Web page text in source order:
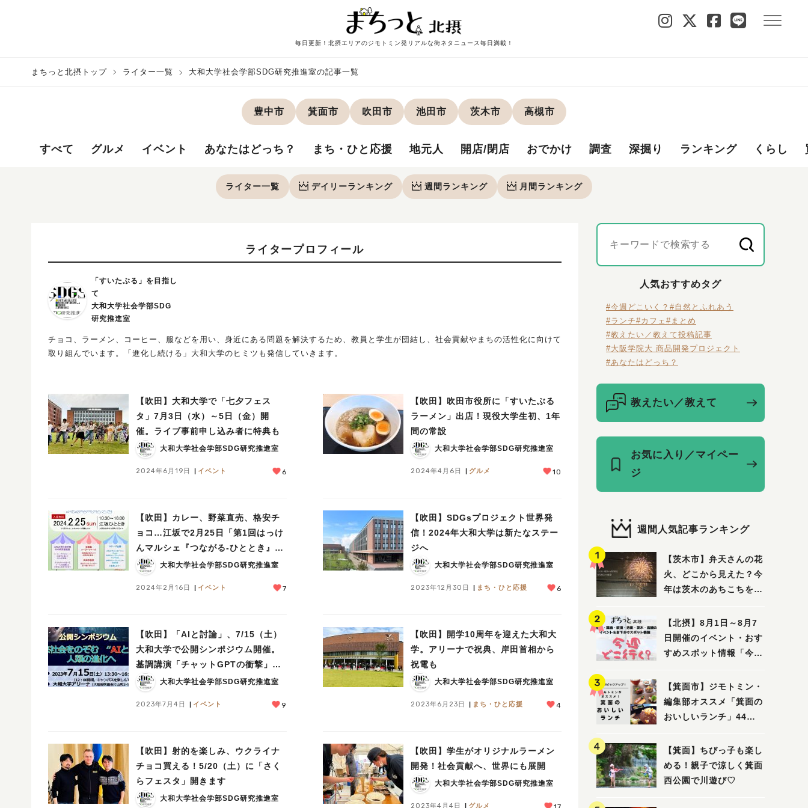
毎日更新！北摂エリアのジモトミン発リアルな街ネタニュース毎日満載！
まちっと北摂トップ ライター一覧 大和大学社会学部SDG研究推進室の記事一覧
豊中市 箕面市 吹田市 池田市 茨木市 高槻市
すべて グルメ イベント あなたはどっち？ まち・ひと応援 地元人 開店/閉店 おでかけ 調査 深掘り ランキング くらし
ライター一覧 デイリーランキング 週間 ランキング 月間 ランキング
ライタープロフィール
「すいたぶる」を目指し
て
大和大学社会学部SDG
研究推進室
チョコ、ラーメン、コーヒー、服などを用い、身近にある問題を解決するため、教員と学生が団結し、社会貢献やまちの活性化に向けて
取り組んでいます。「進化し続ける」大和大学のヒミツも発信していきます。
【吹田】大和大学で「七夕フェス
タ」7月3日（水）～5日（金）開
催。ライブ事前申し込み者に特典も
大和大学社会学部SDG研究推進室
2024年6月19日 イベント 6
【吹田】吹田市役所に「すいたぶる
ラーメン」出店！現役大学生初、1年
間の常設
大和大学社会学部SDG研究推進室
2024年4月6日 グルメ 10
【吹田】カレー、野菜直売、格安チ
ョコ…江坂で2月25日「第1回はっけ
んマルシェ『つながる-ひととき』」
開催！産学官連携で街をつなげよ
う！
大和大学社会学部SDG研究推進室
2024年2月16日 イベント 7
【吹田】SDGsプロジェクト世界発
信！2024年大和大学は新たなステー
ジへ
大和大学社会学部SDG研究推進室
2023年12月30日 まち・ひと応援 6
【吹田】「AIと討論」、7/15（土）
大和大学で公開シンポジウム開催。
基調講演「チャットGPTの衝撃」
も！参加者募集
大和大学社会学部SDG研究推進室
2023年7月4日 イベント 9
【吹田】開学10周年を迎えた大和大
学。アリーナで祝典、岸田首相から
祝電も
大和大学社会学部SDG研究推進室
2023年6月23日 まち・ひと応援 4
【吹田】射的を楽しみ、ウクライナ
チョコ買える！5/20（土）に「さく
らフェスタ」開きます
大和大学社会学部SDG研究推進室
【吹田】学生がオリジナルラーメン
開発！社会貢献へ、世界にも展開
大和大学社会学部SDG研究推進室
2023年4月4日 グルメ
人気おすすめタグ
#今週どこいく？ #自然とふれあう
#ランチ#カフェ #まとめ
#教えたい／教えて投稿記事
#大阪学院大 商品開発プロジェクト
#あなたはどっち？
教えたい／教えて
お気に入り／マイペー
ジ
週間人気記事ランキング
【茨木市】弁天さんの花
火、どこから見えた？今
年は茨木のあちこちを巡
【北摂】8月1日～8月7
日開催のイベント・おす
すめスポット情報「今週
面・吹田・池田・茨木・
高槻）
【箕面市】ジモトミン・
編集部オススメ「箕面の
おいしいランチ」44
から穴場まで！〜
【箕面】ちびっ子も楽し
める！親子で涼しく箕面
西公園で川遊び♡